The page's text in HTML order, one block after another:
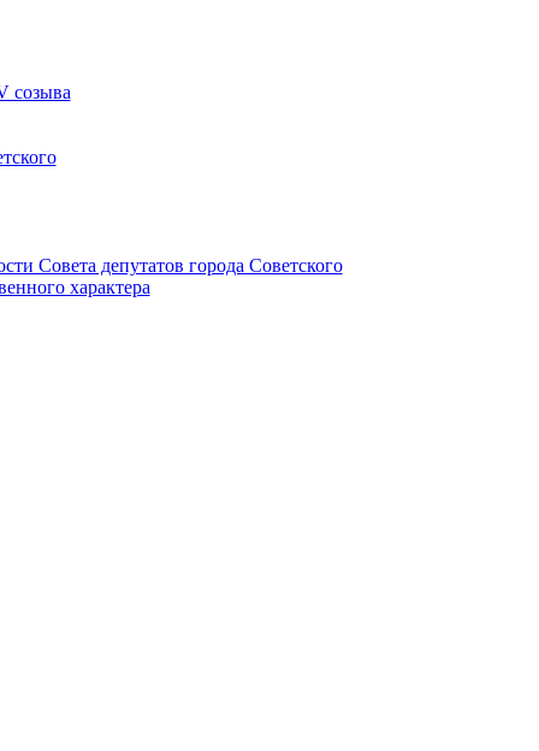
созыва
Совета депутатов города Советского
характера